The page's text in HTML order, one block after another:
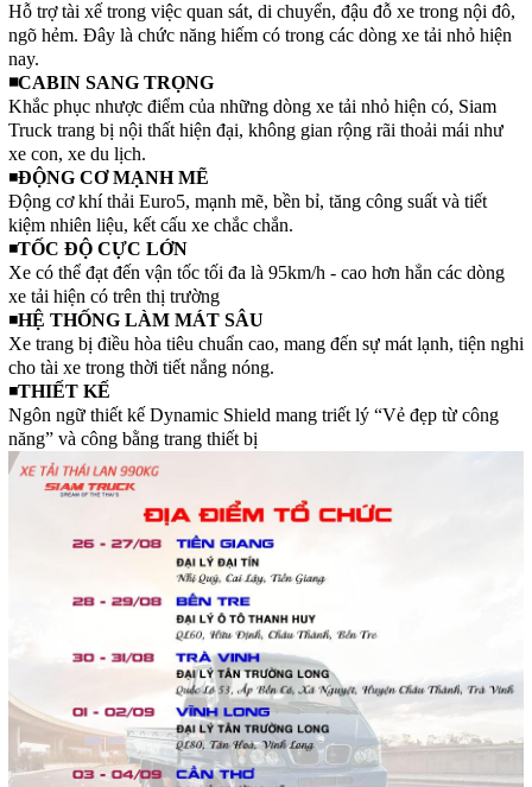
Hỗ trợ tài xế trong việc quan sát, di chuyển, đậu đỗ xe trong nội đô,
ngõ hẻm. Đây là chức năng hiếm có trong các dòng xe tải nhỏ hiện
nay.
◾CABIN SANG TRỌNG
Khắc phục nhược điểm của những dòng xe tải nhỏ hiện có, Siam
Truck trang bị nội thất hiện đại, không gian rộng rãi thoải mái như
xe con, xe du lịch.
◾ĐỘNG CƠ MẠNH MẼ
Động cơ khí thải Euro5, mạnh mẽ, bền bỉ, tăng công suất và tiết
kiệm nhiên liệu, kết cấu xe chắc chắn.
◾TỐC ĐỘ CỰC LỚN
Xe có thể đạt đến vận tốc tối đa là 95km/h - cao hơn hẳn các dòng
xe tải hiện có trên thị trường
◾HỆ THỐNG LÀM MÁT SÂU
Xe trang bị điều hòa tiêu chuẩn cao, mang đến sự mát lạnh, tiện nghi
cho tài xe trong thời tiết nắng nóng.
◾THIẾT KẾ
Ngôn ngữ thiết kế Dynamic Shield mang triết lý “Vẻ đẹp từ công
năng” và công bằng trang thiết bị